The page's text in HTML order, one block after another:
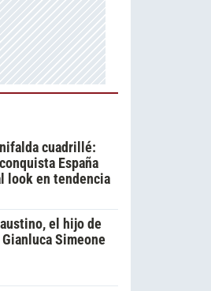
cuadrillé:
España
look en tendencia
el hijo de
Simeone